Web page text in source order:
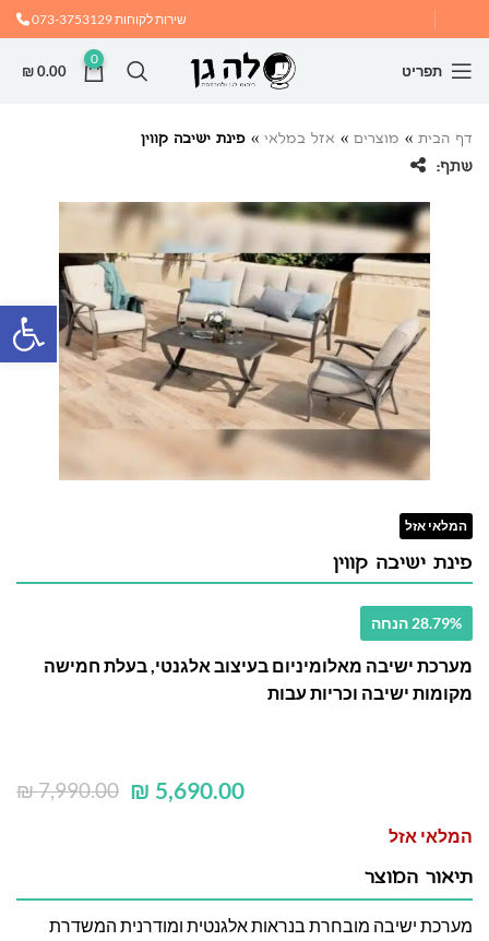
שירות לקוחות073-3753129
תפריט
0
₪0.00
דף הבית » מוצרים » אזל במלאי » פינת ישיבה קווין
שתף:
המלאי אזל
פינת ישיבה קווין
28.79% הנחה
מערכת ישיבה מאלומיניום בעיצוב אלגנטי, בעלת חמישה
מקומות ישיבה וכריות עבות
₪7,990.00 ₪ 5,690.00
המלאי אזל
תיאור המוצר
מערכת ישיבה מובחרת בנראות אלגנטית ומודרנית המשדרת